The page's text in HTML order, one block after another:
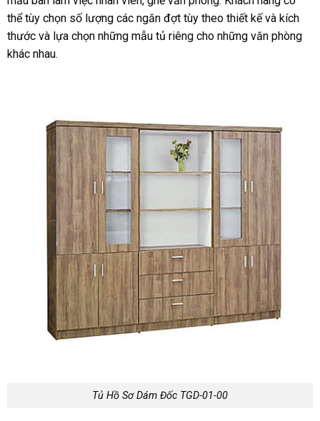
thể tùy chọn số lượng các ngăn đợt tùy theo thiết kế và kích
thước và lựa chọn những mẫu tủ riêng cho những văn phòng
khác nhau.
Tủ Hồ Sơ Dám Đốc TGD-01-00